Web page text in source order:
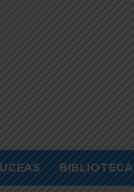
UCEAS BIBLIOTECA